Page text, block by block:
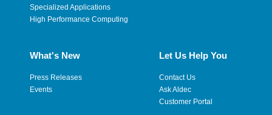
Specialized Applications
High Performance Computing
What's New
Press Releases
Events
Let Us Help You
Contact Us
Ask Aldec
Customer Portal